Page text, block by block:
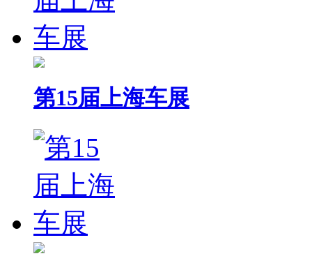
第15届上海车展